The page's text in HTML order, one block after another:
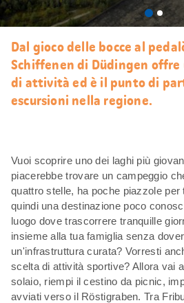
Dal gioco delle bocce al
Schiffenen di Düdingen
di attività ed è il punto di
escursioni nella regione.
Vuoi scoprire uno dei laghi più
piacerebbe trovare un campeggio
quattro stelle, ha poche piazzole per
quindi una destinazione poco
luogo dove trascorrere tranquille
insieme alla tua famiglia senza
un'infrastruttura curata? Vorresti
scelta di attività sportive? Allora vai
solaio, riempi il cestino da picnic,
avviati verso il Röstigraben. Tra